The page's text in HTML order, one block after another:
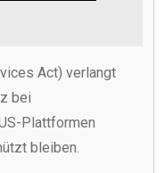
Act) verlangt
bei
Plattformen
bleiben.